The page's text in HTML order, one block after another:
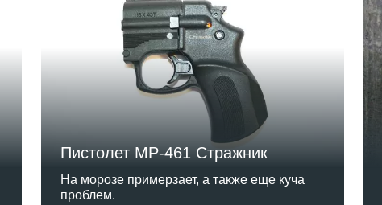
Пистолет МР-461 Стражник
На морозе примерзает, а также еще куча
проблем.